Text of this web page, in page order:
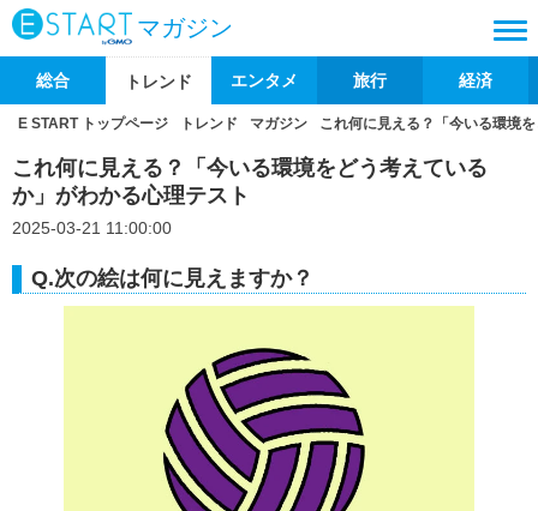
マガジン
総合 トレンド エンタメ 旅行 経済
E START トップページ トレンド マガジン これ何に見える？「今いる環境
これ何に見える？「今いる環境をどう考えている
か」がわかる心理テスト
2025-03-21 11:00:00
Q.次の絵は何に見えますか？